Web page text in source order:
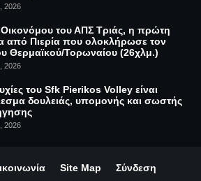
2026
του ΑΠΣ Τριάς, η πρώτη
από Πιερία που ολοκλήρωσε τον
Θερμαϊκού/Τορωναίου (26χλμ.)
2026
του Sfk Pierikos Volley είναι
δουλειάς, υπομονής και σωστής
2026
Site Map Σύνδεση